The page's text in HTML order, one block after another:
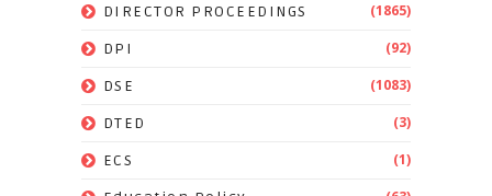
DIRECTOR PROCEEDINGS (1865)
DPI (92)
DSE (1083)
DTED (3)
ECS (1)